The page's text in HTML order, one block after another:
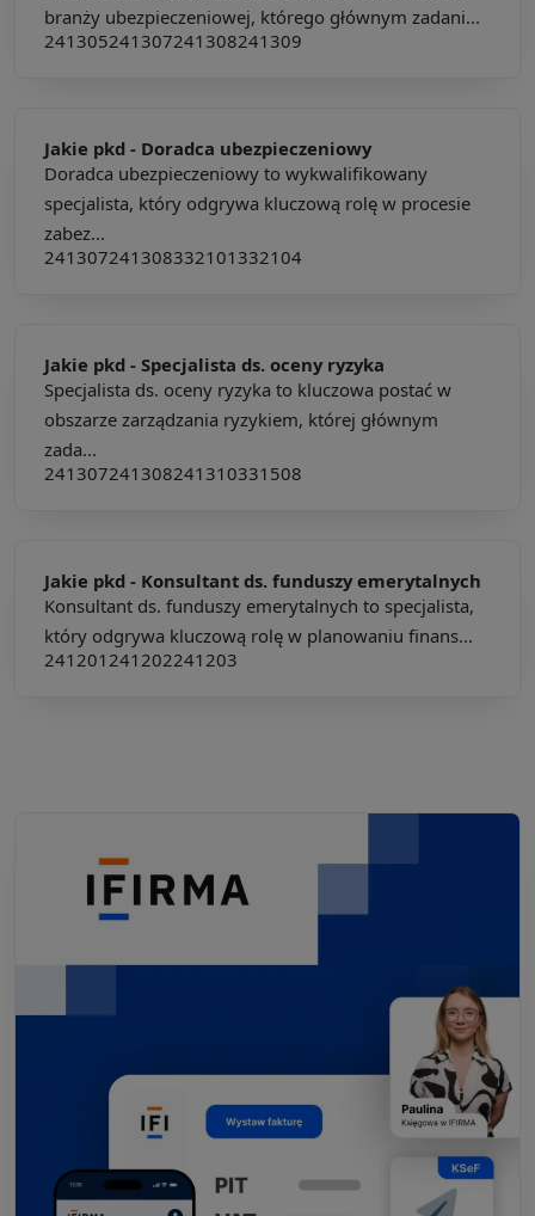
branży ubezpieczeniowej, którego głównym zadani...
241305241307241308241309
Jakie pkd - Doradca ubezpieczeniowy
Doradca ubezpieczeniowy to wykwalifikowany
specjalista, który odgrywa kluczową rolę w procesie
zabez...
241307241308332101332104
Jakie pkd - Specjalista ds. oceny ryzyka
Specjalista ds. oceny ryzyka to kluczowa postać w
obszarze zarządzania ryzykiem, której głównym
zada...
241307241308241310331508
Jakie pkd - Konsultant ds. funduszy emerytalnych
Konsultant ds. funduszy emerytalnych to specjalista,
który odgrywa kluczową rolę w planowaniu finans...
241201 241202241203